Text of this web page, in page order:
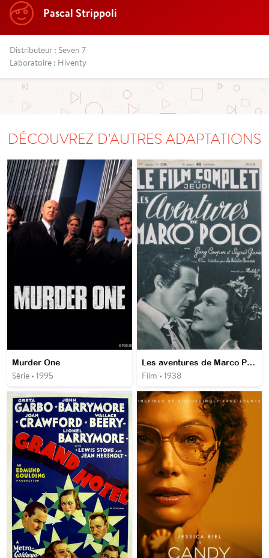
Pascal Strippoli
Distributeur : Seven 7
Laboratoire : Hiventy
DÉCOUVREZ D'AUTRES ADAPTATIONS
Murder One
Série • 1995
Les aventures de Marco Polo
Film • 1938